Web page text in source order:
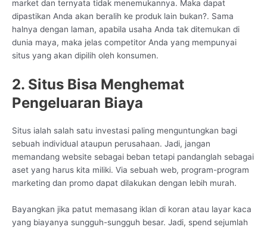
market dan ternyata tidak menemukannya. Maka dapat
dipastikan Anda akan beralih ke produk lain bukan?. Sama
halnya dengan laman, apabila usaha Anda tak ditemukan di
dunia maya, maka jelas competitor Anda yang mempunyai
situs yang akan dipilih oleh konsumen.
2. Situs Bisa Menghemat
Pengeluaran Biaya
Situs ialah salah satu investasi paling menguntungkan bagi
sebuah individual ataupun perusahaan. Jadi, jangan
memandang website sebagai beban tetapi pandanglah sebagai
aset yang harus kita miliki. Via sebuah web, program-program
marketing dan promo dapat dilakukan dengan lebih murah.
Bayangkan jika patut memasang iklan di koran atau layar kaca
yang biayanya sungguh-sungguh besar. Jadi, spend sejumlah